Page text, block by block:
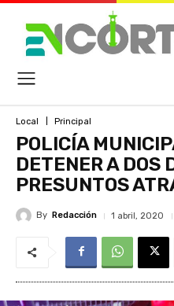
Local Principal
POLICÍA
DETENER A DOS
PRESUNTOS
By Redacción 1 abril, 2020